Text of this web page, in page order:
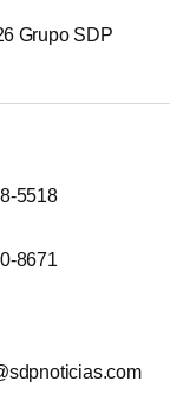
Grupo SDP
5518
8671